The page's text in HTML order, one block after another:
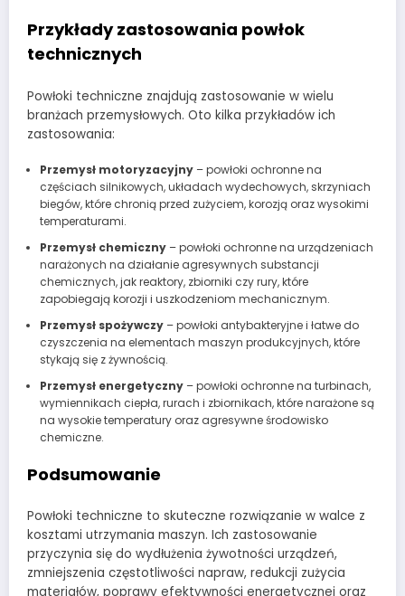
Przykłady zastosowania powłok
technicznych
Powłoki techniczne znajdują zastosowanie w wielu
branżach przemysłowych. Oto kilka przykładów ich
zastosowania:
Przemysł motoryzacyjny– powłoki ochronne na
częściach silnikowych, układach wydechowych, skrzyniach
biegów, które chronią przed zużyciem, korozją oraz wysokimi
temperaturami.
Przemysł chemiczny– powłoki ochronne na urządzeniach
narażonych na działanie agresywnych substancji
chemicznych, jak reaktory, zbiorniki czy rury, które
zapobiegają korozji i uszkodzeniom mechanicznym.
Przemysł spożywczy– powłoki antybakteryjne i łatwe do
czyszczenia na elementach maszyn produkcyjnych, które
stykają się z żywnością.
Przemysł energetyczny– powłoki ochronne na turbinach,
wymiennikach ciepła, rurach i zbiornikach, które narażone są
na wysokie temperatury oraz agresywne środowisko
chemiczne.
Podsumowanie
Powłoki techniczne to skuteczne rozwiązanie w walce z
kosztami utrzymania maszyn. Ich zastosowanie
przyczynia się do wydłużenia żywotności urządzeń,
zmniejszenia częstotliwości napraw, redukcji zużycia
materiałów, poprawy efektywności energetycznej oraz